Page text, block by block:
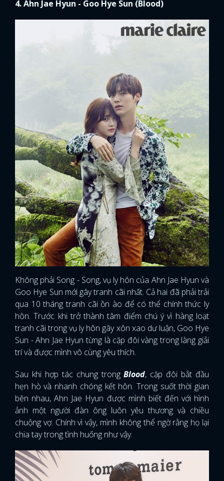
4. Ahn Jae Hyun - Goo Hye Sun (Blood)
Không phải Song - Song, vụ ly hôn của Ahn Jae Hyun và
Goo Hye Sun mới gây tranh cãi nhất. Cả hai đã phải trải
qua 10 tháng tranh cãi ồn ào để có thể chính thức ly
hôn. Trước khi trở thành tâm điểm chú ý vì hàng loạt
tranh cãi trong vụ ly hôn gây xôn xao dư luận, Goo Hye
Sun - Ahn Jae Hyun từng là cặp đôi vàng trong làng giải
trí và được mình vô cùng yêu thích.
Sau khi hợp tác chung trongBlood, cặp đôi bắt đầu
hẹn hò và nhanh chóng kết hôn. Trong suốt thời gian
bên nhau, Ahn Jae Hyun được mình biết đến với hình
ảnh một người đàn ông luôn yêu thương và chiều
chuộng vợ. Chính vì vậy, mình không thể ngờ rằng họ lại
chia tay trong tình huống như vậy.